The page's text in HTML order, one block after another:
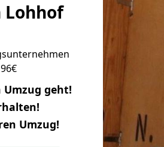
Lohhof
geht!
Umzug!